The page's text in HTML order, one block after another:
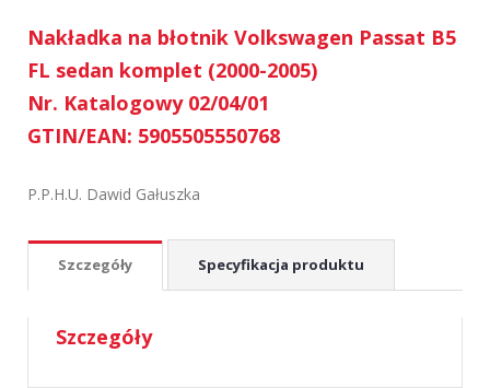
Nakładka na błotnik Volkswagen Passat B5
FL sedan komplet (2000-2005)
Nr. Katalogowy 02/04/01
GTIN/EAN: 5905505550768
P.P.H.U. Dawid Gałuszka
Szczegóły Specyfikacja produktu
Szczegóły